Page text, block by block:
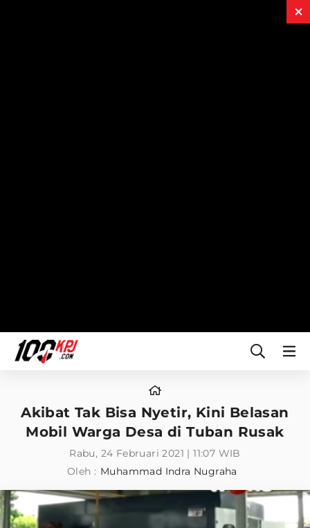
Akibat Tak Bisa Nyetir, Kini Belasan
Mobil Warga Desa di Tuban Rusak
Rabu, 24 Februari 2021 | 11:07 WIB
Oleh : Muhammad Indra Nugraha